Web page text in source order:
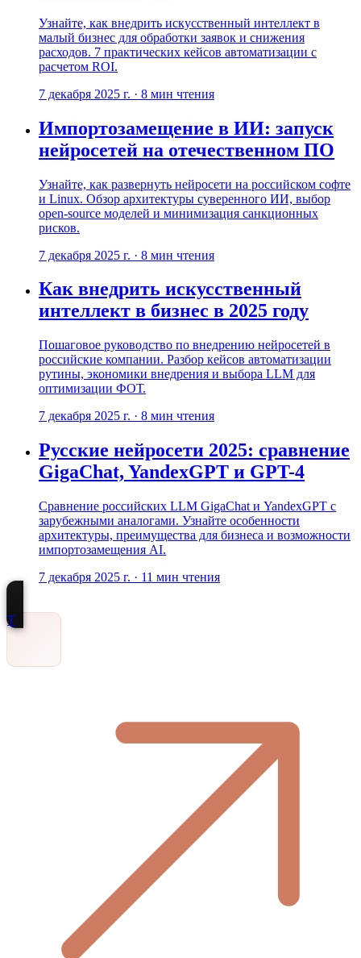
Узнайте, как внедрить искусственный интеллект в
малый бизнес для обработки заявок и снижения
расходов. 7 практических кейсов автоматизации с
расчетом ROI.
7 декабря 2025 г. · 8 мин чтения
Импортозамещение в ИИ: запуск
нейросетей на отечественном ПО
Узнайте, как развернуть нейросети на российском софте
и Linux. Обзор архитектуры суверенного ИИ, выбор
open-source моделей и минимизация санкционных
рисков.
7 декабря 2025 г. · 8 мин чтения
Как внедрить искусственный
интеллект в бизнес в 2025 году
Пошаговое руководство по внедрению нейросетей в
российские компании. Разбор кейсов автоматизации
рутины, экономики внедрения и выбора LLM для
оптимизации ФОТ.
7 декабря 2025 г. · 8 мин чтения
Русские нейросети 2025: сравнение
GigaChat, YandexGPT и GPT-4
Сравнение российских LLM GigaChat и YandexGPT с
зарубежными аналогами. Узнайте особенности
архитектуры, преимущества для бизнеса и возможности
импортозамещения AI.
7 декабря 2025 г. · 11 мин чтения
Т